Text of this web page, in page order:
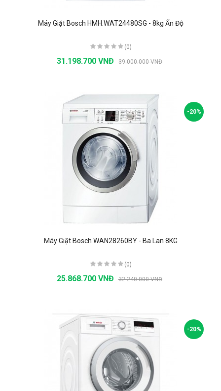
Máy Giặt Bosch HMH.WAT24480SG - 8kg Ấn Độ
(0)
31.198.700 VNĐ 39.000.000 VNĐ
-20%
Máy Giặt Bosch WAN28260BY - Ba Lan 8KG
(0)
25.868.700 VNĐ 32.240.000 VNĐ
-20%